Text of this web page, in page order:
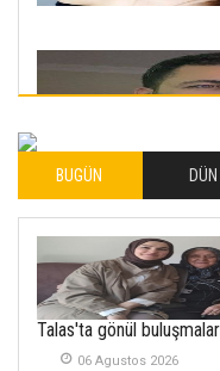
BUGÜN DÜN
Talas'ta gönül
06 Agustos 2026